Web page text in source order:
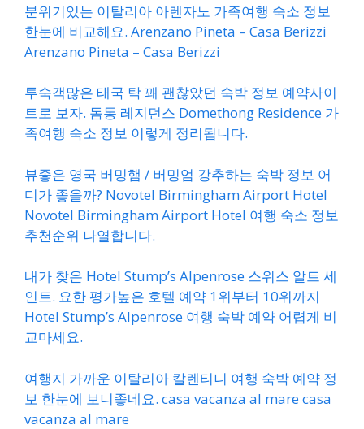
분위기있는 이탈리아 아렌자노 가족여행 숙소 정보
한눈에 비교해요. Arenzano Pineta – Casa Berizzi
Arenzano Pineta – Casa Berizzi
투숙객많은 태국 탁 꽤 괜찮았던 숙박 정보 예약사이
트로 보자. 돔통 레지던스 Domethong Residence 가
족여행 숙소 정보 이렇게 정리됩니다.
뷰좋은 영국 버밍햄 / 버밍엄 강추하는 숙박 정보 어
디가 좋을까? Novotel Birmingham Airport Hotel
Novotel Birmingham Airport Hotel 여행 숙소 정보
추천순위 나열합니다.
내가 찾은 Hotel Stump’s Alpenrose 스위스 알트 세
인트. 요한 평가높은 호텔 예약 1위부터 10위까지
Hotel Stump’s Alpenrose 여행 숙박 예약 어렵게 비
교마세요.
여행지 가까운 이탈리아 칼렌티니 여행 숙박 예약 정
보 한눈에 보니좋네요. casa vacanza al mare casa
vacanza al mare